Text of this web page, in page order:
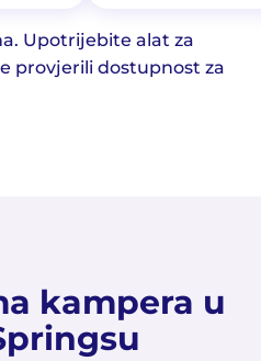
Upotrijebite alat za
provjerili dostupnost za
kampera u